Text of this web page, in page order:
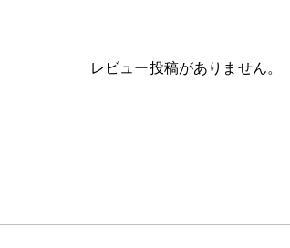
レビュー投稿がありません。